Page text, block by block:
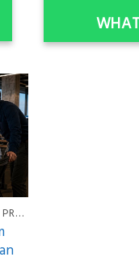
JASA PENGUKURAN SUB BOTTOM PROFILING